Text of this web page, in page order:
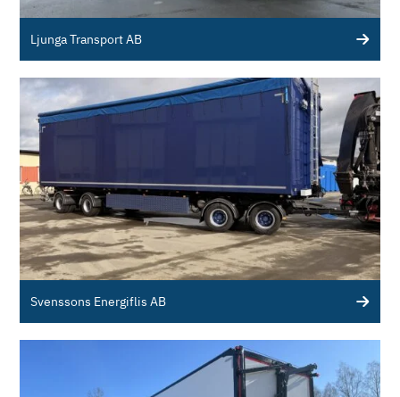
Ljunga Transport AB
Svenssons Energiflis AB